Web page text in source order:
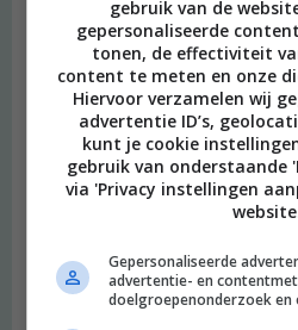
he ;) De Markthal is in Roffa!
Beantwoorden
Lotte schreef:
2015 OM
Haha oeps! Ik was net
gebruik van de
gepersonaliseerde
tonen, de effectiviteit
content te meten en onze
Hiervoor verzamelen wij
advertentie ID’s,
kunt je cookie
gebruik van onderstaande
via 'Privacy instellingen
Gepersonaliseerde
advertentie- en
doelgroepenonderzoek